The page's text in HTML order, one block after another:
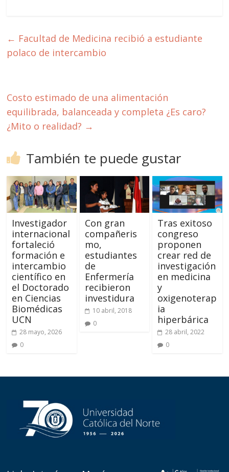
← Facultad de Medicina recibió a estudiante
polaco de intercambio
Costo estimado de una alimentación
equilibrada, balanceada y completa ¿Es caro?
¿Mito o realidad? →
También te puede gustar
Investigador
internacional
fortaleció
formación e
intercambio
científico en
el Doctorado
en Ciencias
Biomédicas
UCN
28 mayo, 2026
0
Con gran
compañeris
mo,
estudiantes
de
Enfermería
recibieron
investidura
10 abril, 2018
0
Tras exitoso
congreso
proponen
crear red de
investigación
en medicina
y
oxigenoterap
ia
hiperbárica
28 abril, 2022
0